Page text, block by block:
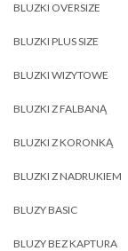
BLUZKI OVERSIZE
BLUZKI PLUS SIZE
BLUZKI WIZYTOWE
BLUZKI Z FALBANĄ
BLUZKI Z KORONKĄ
BLUZKI Z NADRUKIEM
BLUZY BASIC
BLUZY BEZ KAPTURA